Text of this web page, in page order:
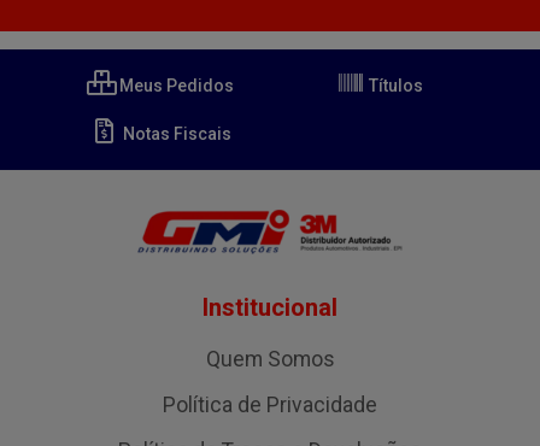
Meus Pedidos Títulos
Notas Fiscais
Institucional
Quem Somos
Política de Privacidade